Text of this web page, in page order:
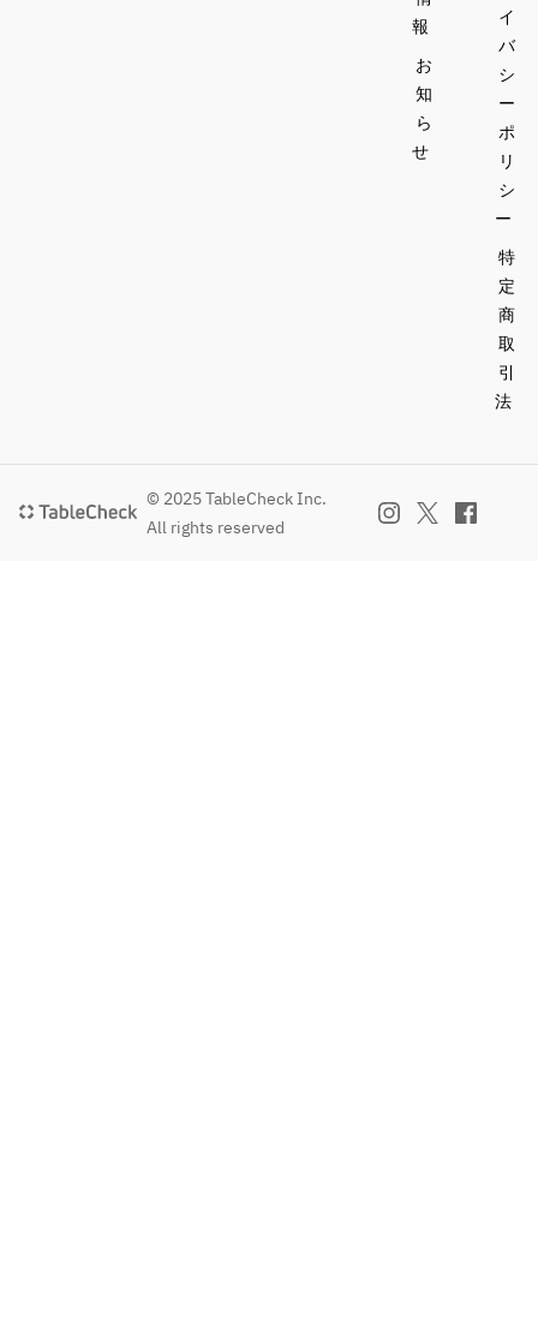
報
お
知
ら
せ
イ
バ
シ
ー
ポ
リ
シ
ー
特
定
商
取
引
法
© 2025 TableCheck Inc.
All rights reserved